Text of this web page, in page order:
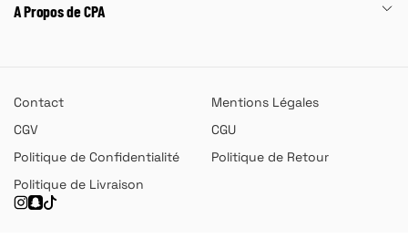
A Propos de CPA
Contact
Mentions Légales
CGV
CGU
Politique de Confidentialité
Politique de Retour
Politique de Livraison
Instagram
Snapchat
TikTok